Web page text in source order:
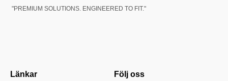
"PREMIUM SOLUTIONS. ENGINEERED TO FIT."
Länkar Följ oss